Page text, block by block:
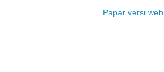
Papar versi web